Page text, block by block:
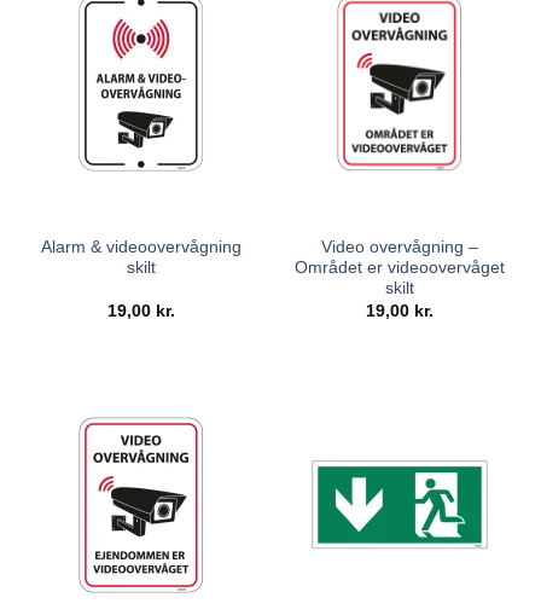
Alarm & videoovervågning
skilt
19,00 kr.
Video overvågning –
Området er videoovervåget
skilt
19,00 kr.